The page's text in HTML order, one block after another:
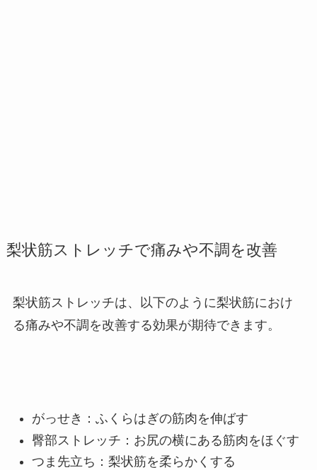
梨状筋ストレッチで痛みや不調を改善
梨状筋ストレッチは、以下のように梨状筋におけ
る痛みや不調を改善する効果が期待できます。
がっせき：ふくらはぎの筋肉を伸ばす
臀部ストレッチ：お尻の横にある筋肉をほぐす
つま先立ち：梨状筋を柔らかくする